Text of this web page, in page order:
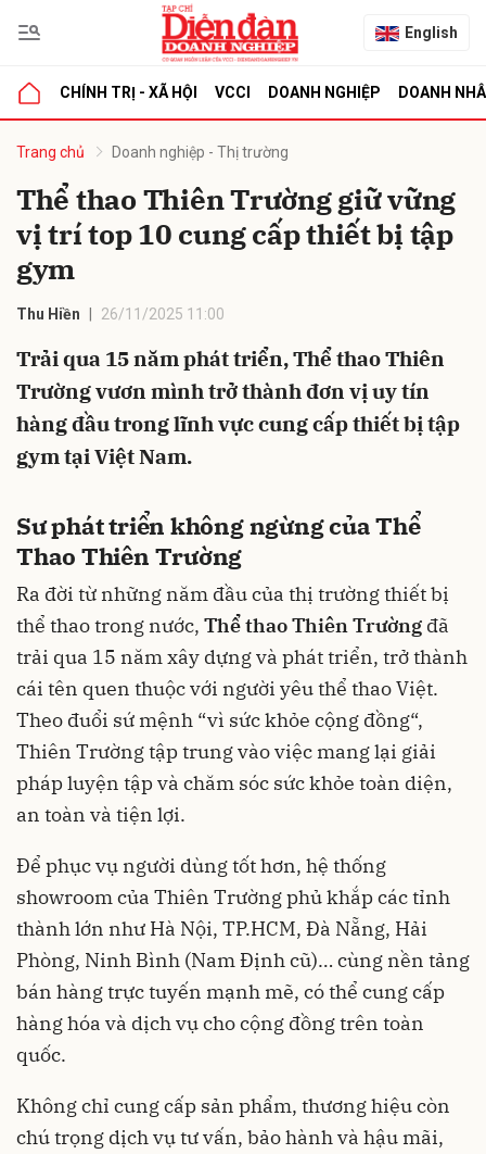
English
CHÍNH TRỊ - XÃ HỘI VCCI DOANH NGHIỆP DOANH
Trang chủ Doanh nghiệp - Thị trường
Thể thao Thiên Trường giữ vững
vị trí top 10 cung cấp thiết bị tập
gym
Thu Hiền 26/11/2025 11:00
Trải qua 15 năm phát triển, Thể thao Thiên
Trường vươn mình trở thành đơn vị uy tín
hàng đầu trong lĩnh vực cung cấp thiết bị tập
gym tại Việt Nam.
Sư phát triển không ngừng của Thể
Thao Thiên Trường
Ra đời từ những năm đầu của thị trường thiết bị
thể thao trong nước, Thể thao Thiên Trường đã
trải qua 15 năm xây dựng và phát triển, trở thành
cái tên quen thuộc với người yêu thể thao Việt.
Theo đuổi sứ mệnh “vì sức khỏe cộng đồng“,
Thiên Trường tập trung vào việc mang lại giải
pháp luyện tập và chăm sóc sức khỏe toàn diện,
an toàn và tiện lợi.
Để phục vụ người dùng tốt hơn, hệ thống
showroom của Thiên Trường phủ khắp các tỉnh
thành lớn như Hà Nội, TP.HCM, Đà Nẵng, Hải
Phòng, Ninh Bình (Nam Định cũ)… cùng nền tảng
bán hàng trực tuyến mạnh mẽ, có thể cung cấp
hàng hóa và dịch vụ cho cộng đồng trên toàn
quốc.
Không chỉ cung cấp sản phẩm, thương hiệu còn
chú trọng dịch vụ tư vấn, bảo hành và hậu mãi,
luận
Hủy